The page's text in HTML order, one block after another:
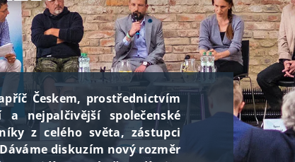
Českem, prostřednictvím
nejpalčivější společenské
z celého světa, zástupci
diskuzím nový rozměr